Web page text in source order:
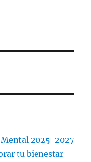
Mental 2025-2027
tu bienestar